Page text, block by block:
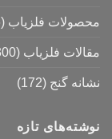
محصولات فلزیاب (226)
مقالات فلزیاب (300)
نشانه گنج (172)
نوشته‌های تازه